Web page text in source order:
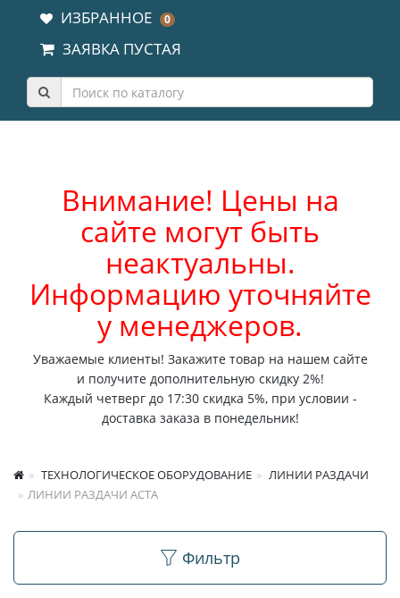
ИЗБРАННОЕ 0
ЗАЯВКА ПУСТАЯ
Внимание! Цены на
сайте могут быть
неактуальны.
Информацию уточняйте
у менеджеров.
Уважаемые клиенты! Закажите товар на нашем сайте
и получите дополнительную скидку 2%!
Каждый четверг до 17:30 скидка 5%, при условии -
доставка заказа в понедельник!
ТЕХНОЛОГИЧЕСКОЕ ОБОРУДОВАНИЕ
ЛИНИИ РАЗДАЧИ
ЛИНИИ РАЗДАЧИ АСТА
Линии раздачи Аста
Фильтр